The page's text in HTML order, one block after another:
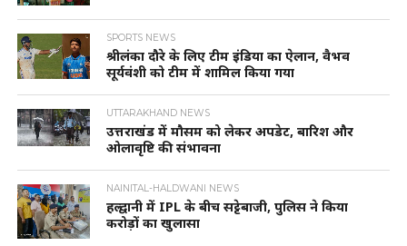
SPORTS NEWS
श्रीलंका दौरे के लिए टीम इंडिया का ऐलान, वैभव
सूर्यवंशी को टीम में शामिल किया गया
UTTARAKHAND NEWS
उत्तराखंड में मौसम को लेकर अपडेट, बारिश और
ओलावृष्टि की संभावना
NAINITAL-HALDWANI NEWS
हल्द्वानी में IPL के बीच सट्टेबाजी, पुलिस ने किया
करोड़ों का खुलासा